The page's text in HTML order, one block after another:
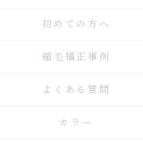
初めての方へ
縮毛矯正事例
よくある質問
カラー